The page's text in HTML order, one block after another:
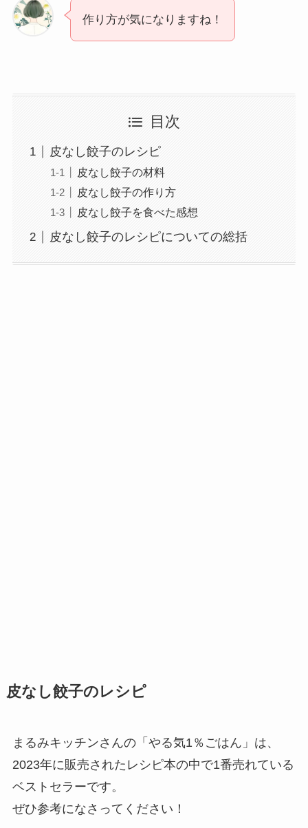
作り方が気になりますね！
目次
皮なし餃子のレシピ
皮なし餃子の材料
皮なし餃子の作り方
皮なし餃子を食べた感想
皮なし餃子のレシピについての総括
皮なし餃子のレシピ
まるみキッチンさんの「やる気1％ごはん」は、
2023年に販売されたレシピ本の中で1番売れている
ベストセラーです。
ぜひ参考になさってください！